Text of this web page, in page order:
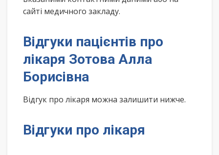
сайті медичного закладу.
Відгуки пацієнтів про
лікаря Зотова Алла
Борисівна
Відгук про лікаря можна залишити нижче.
Відгуки про лікаря